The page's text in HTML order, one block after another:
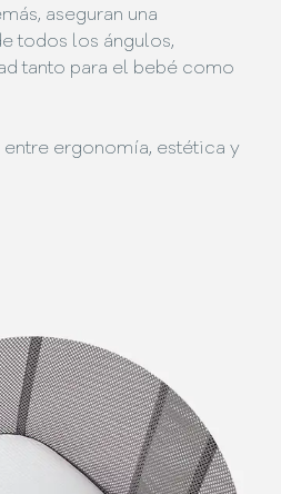
aseguran una
todos los ángulos,
tanto para el bebé como
ergonomía, estética y